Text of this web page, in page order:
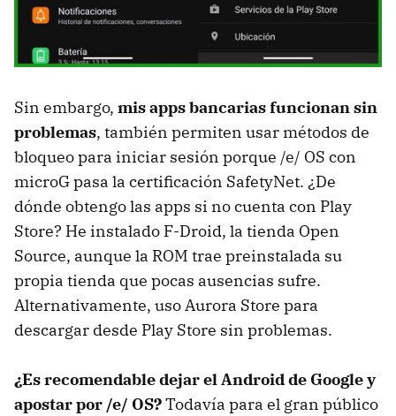
Sin embargo, mis apps bancarias funcionan sin
problemas, también permiten usar métodos de
bloqueo para iniciar sesión porque /e/ OS con
microG pasa la certificación SafetyNet. ¿De
dónde obtengo las apps si no cuenta con Play
Store? He instalado F-Droid, la tienda Open
Source, aunque la ROM trae preinstalada su
propia tienda que pocas ausencias sufre.
Alternativamente, uso Aurora Store para
descargar desde Play Store sin problemas.
¿Es recomendable dejar el Android de Google y
apostar por /e/ OS?Todavía para el gran público